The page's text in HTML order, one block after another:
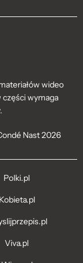
wideo
części wymaga
Nast 2026
Polki.pl
Kobieta.pl
Viva.pl